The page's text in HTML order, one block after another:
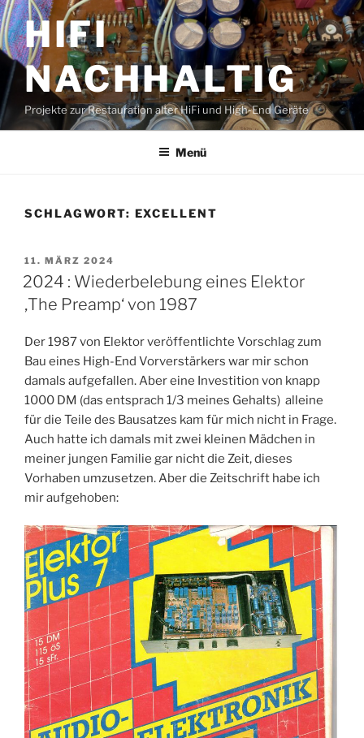
Zum
Inhalt
springenHIFI
NACHHALTIG
Projekte zur Restauration alter HiFi und High-End Geräte
Menü
SCHLAGWORT: EXCELLENT
VERÖFFENTLICHT
AM
11. MÄRZ 2024
2024 : Wiederbelebung eines Elektor
‚The Preamp‘ von 1987
Der 1987 von Elektor veröffentlichte Vorschlag zum
Bau eines High-End Vorverstärkers war mir schon
damals aufgefallen. Aber eine Investition von knapp
1000 DM (das entsprach 1/3 meines Gehalts) alleine
für die Teile des Bausatzes kam für mich nicht in Frage.
Auch hatte ich damals mit zwei kleinen Mädchen in
meiner jungen Familie gar nicht die Zeit, dieses
Vorhaben umzusetzen. Aber die Zeitschrift habe ich
mir aufgehoben: